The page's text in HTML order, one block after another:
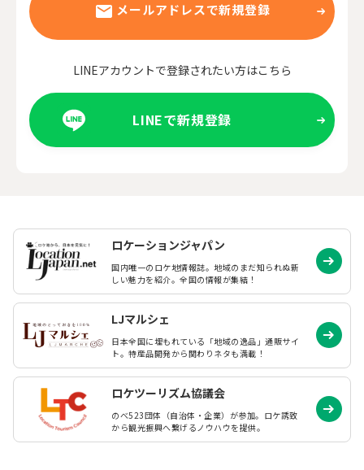
メールアドレスで新規登録
LINEアカウントで登録されたい方はこちら
LINEで新規登録
ロケーションジャパン
国内唯一のロケ地情報誌。地域のまだ知られぬ新
しい魅力を紹介。全国の情報が集結！
LJマルシェ
日本全国に埋もれている「地域の逸品」通販サイ
ト。特産品開発から関わりネタも満載！
ロケツーリズム協議会
のべ523団体（自治体・企業）が参加。ロケ誘致
から観光振興へ繋げるノウハウを提供。